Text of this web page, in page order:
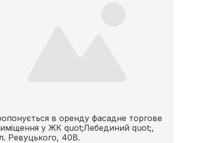
в оренду фасадне торгове
у ЖК quot;Лебединий quot;,
Ревуцького, 40В.